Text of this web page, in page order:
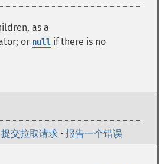
as a
or null if there is no
提交拉取请求 • 报告一个错误